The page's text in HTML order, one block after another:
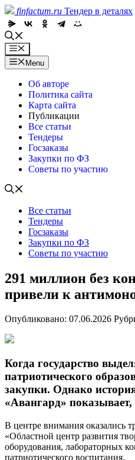
Skip
to
content
finfactum.ru Тендер в деталях
Menu
Menu
Об авторе
Политика сайта
Карта сайта
Публикации
Все статьи
Тендеры
Госзаказы
Закупки по ФЗ
Советы по участию
Все статьи
Тендеры
Госзаказы
Закупки по ФЗ
Советы по участию
291 миллион без
привели к
Опубликовано: 07.06.2026
Когда государство
патриотического
закупки. Однако
«Авангард»
В центре внимания
«Областной центр развития
оборудования, лабораторных
патриотического воспитания.